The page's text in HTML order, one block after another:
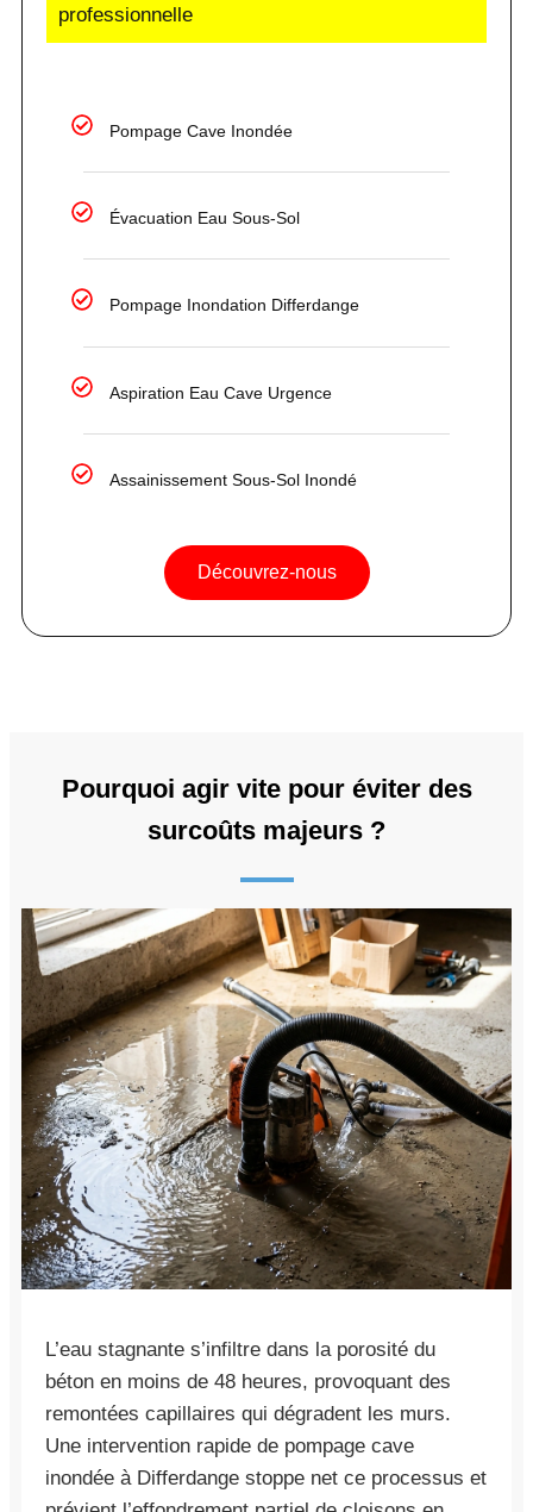
professionnelle
Pompage Cave Inondée
Évacuation Eau Sous-Sol
Pompage Inondation Differdange
Aspiration Eau Cave Urgence
Assainissement Sous-Sol Inondé
Découvrez-nous
Pourquoi agir vite pour éviter des
surcoûts majeurs ?
L’eau stagnante s’infiltre dans la porosité du
béton en moins de 48 heures, provoquant des
remontées capillaires qui dégradent les murs.
Une intervention rapide de pompage cave
inondée à Differdange stoppe net ce processus et